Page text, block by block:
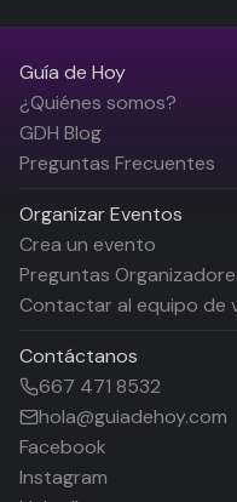
Guía de Hoy
¿Quiénes somos?
GDH Blog
Preguntas Frecuentes
Organizar Eventos
Crea un evento
Preguntas
Contactar al equipo de
Contáctanos
667 471 8532
hola@guiadehoy.com
Facebook
Instagram